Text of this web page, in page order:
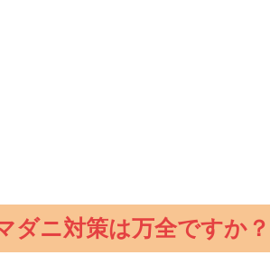
ダニ対策は万全ですか？